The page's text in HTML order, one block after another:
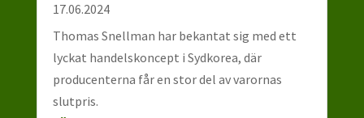
17.06.2024
Thomas Snellman har bekantat sig med ett
lyckat handelskoncept i Sydkorea, där
producenterna får en stor del av varornas
slutpris.